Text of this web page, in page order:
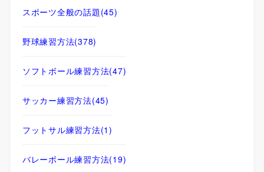
スポーツ全般の話題(45)
野球練習方法(378)
ソフトボール練習方法(47)
サッカー練習方法(45)
フットサル練習方法(1)
バレーボール練習方法(19)